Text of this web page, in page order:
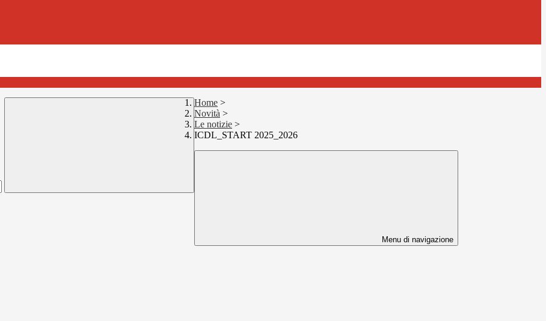
Home >
Novità >
Le notizie >
ICDL_START 2025_2026
Menu di navigazione